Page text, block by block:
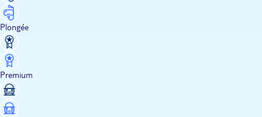
Plongée
Premium